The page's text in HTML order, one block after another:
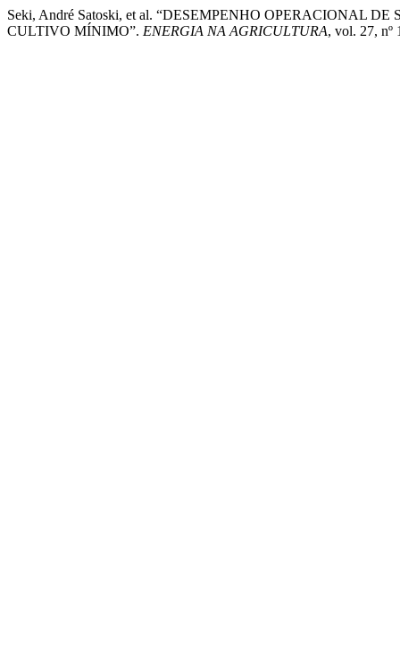
Seki, André Satoski, et al. “DESEMPENHO OPERACIONAL
CULTIVO MÍNIMO”. ENERGIA NA AGRICULTURA, vol. 27, nº